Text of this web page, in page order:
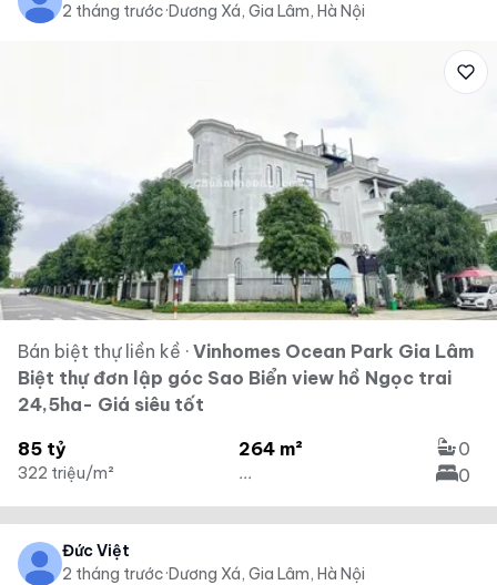
2 tháng trước·Dương Xá, Gia Lâm, Hà Nội
Bán biệt thự liền kề · Vinhomes Ocean Park Gia Lâm
Biệt thự đơn lập góc Sao Biển view hồ Ngọc trai
24,5ha- Giá siêu tốt
85 tỷ
322 triệu/m²
264 m²
...
0
0
Đức Việt
2 tháng trước·Dương Xá, Gia Lâm, Hà Nội